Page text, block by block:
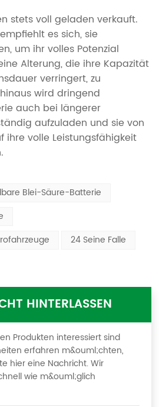
stets voll geladen verkauft.
es sich, sie
um ihr volles Potenzial
Alterung, die ihre Kapazität
verringert, zu
wird dringend
auch bei längerer
aufzuladen und sie von
ihre volle Leistungsfähigkeit
Blei-Säure-Batterie
24 Seine Falle
HINTERLASSEN
Produkten interessiert sind
erfahren m&ouml;chten,
hier eine Nachricht. Wir
wie m&ouml;glich